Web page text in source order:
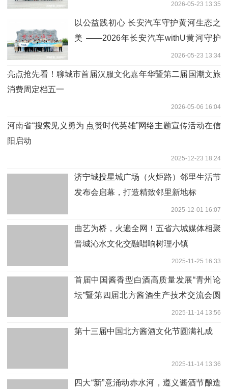
2026-05-23 13:35
以公益践初心 长安汽车守护黄河生态之
美 ——2026年长安汽车withU黄河守护
2026-05-23 13:34
亮点抢先看！聊城市首届汉服文化嘉年华暨第二届国潮文旅
消费周定档五一
2026-05-06 16:04
河南省“搜索见义勇为 点赞时代英雄”网络主题宣传活动在信
阳启动
2025-12-23 18:24
济宁城投星城广场（火炬路）邻里生活节
发布会启幕，打造精致邻里新地标
2025-12-01 16:07
曲艺为桥，火遍全网！五省六城媒体相聚
晋城沁水文化交融唱响树理小镇
2025-11-25 16:33
首届中国酱香型白酒高质量发展“青州论
坛”暨第四届北方酱酒生产技术交流会圆
2025-11-14 13:56
第十三届中国北方酱酒文化节圆满礼成
2025-11-14 13:36
四大“新”意涌动赤水河，遵义酱酒节酿造